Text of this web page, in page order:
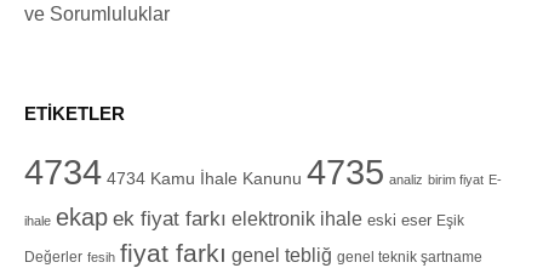
ve Sorumluluklar
ETIKETLER
4734 4734 Kamu İhale Kanunu 4735 analiz birim fiyat E-
ihale ekap ek fiyat farkı elektronik ihale eski eser Eşik
Değerler fesih fiyat farkı genel tebliğ genel teknik şartname